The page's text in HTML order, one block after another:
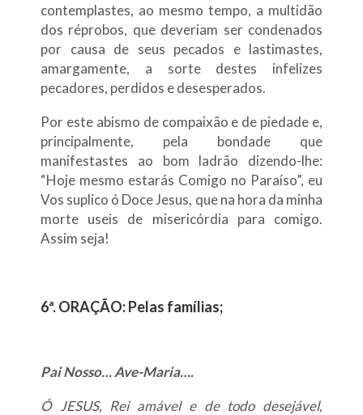
contemplastes, ao mesmo tempo, a multidão
dos réprobos, que deveriam ser condenados
por causa de seus pecados e lastimastes,
amargamente, a sorte destes infelizes
pecadores, perdidos e desesperados.
Por este abismo de compaixão e de piedade e,
principalmente, pela bondade que
manifestastes ao bom ladrão dizendo-lhe:
“Hoje mesmo estarás Comigo no Paraíso”, eu
Vos suplico ó Doce Jesus, que na hora da minha
morte useis de misericórdia para comigo.
Assim seja!
6ª. ORAÇÃO: Pelas famílias;
Pai Nosso… Ave-Maria….
Ó JESUS, Rei amável e de todo desejável,